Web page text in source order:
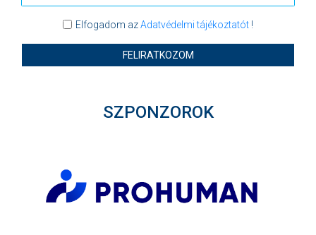
Elfogadom azAdatvédelmi tájékoztatót!
FELIRATKOZOM
SZPONZOROK